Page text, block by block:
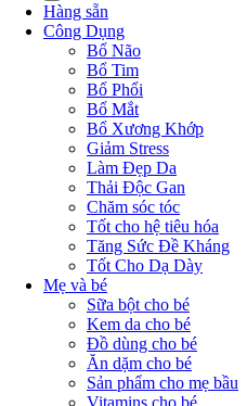
Hàng sẵn
Công Dụng
Bổ Não
Bổ Tim
Bổ Phổi
Bổ Mắt
Bổ Xương Khớp
Giảm Stress
Làm Đẹp Da
Thải Độc Gan
Chăm sóc tóc
Tốt cho hệ tiêu hóa
Tăng Sức Đề Kháng
Tốt Cho Dạ Dày
Mẹ và bé
Sữa bột cho bé
Kem da cho bé
Đồ dùng cho bé
Ăn dặm cho bé
Sản phẩm cho mẹ bầu
Vitamins cho bé